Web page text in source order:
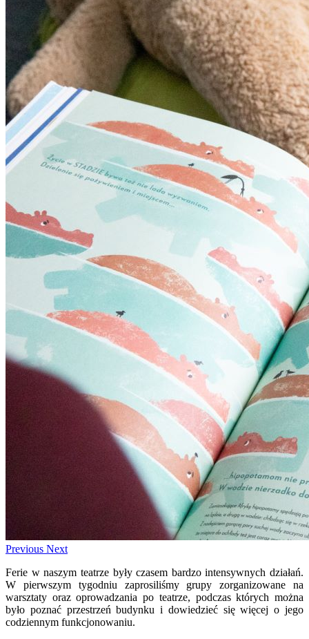
Previous Next
Ferie w naszym teatrze były czasem bardzo intensywnych działań.
W pierwszym tygodniu zaprosiliśmy grupy zorganizowane na
warsztaty oraz oprowadzania po teatrze, podczas których można
było poznać przestrzeń budynku i dowiedzieć się więcej o jego
codziennym funkcjonowaniu.